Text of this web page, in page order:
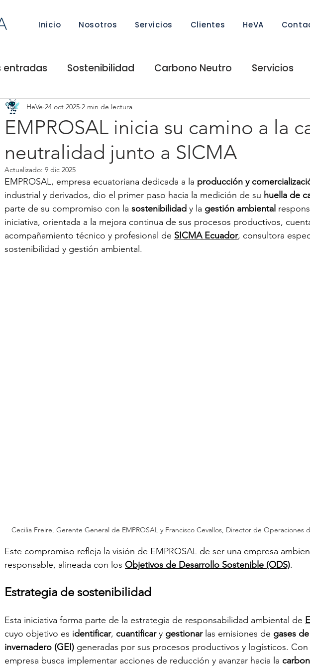
Inicio Nosotros Servicios Clientes HeVA
entradas Sostenibilidad Carbono Neutro Servicios
Rumbo a la Carbono Neutralidad
ambientalmente Responsable Go Circular
EaR
EMPROSAL inicia su camino a la
neutralidad junto a SICMA
HeVe 24 oct 2025 2 min de lectura
Actualizado: 9 dic 2025
EMPROSAL, empresa ecuatoriana dedicada a la producción y
industrial y derivados, dio el primer paso hacia la medición de su huella de
parte de su compromiso con la sostenibilidad y la gestión ambiental
iniciativa, orientada a la mejora continua de sus procesos productivos,
acompañamiento técnico y profesional de SICMA Ecuador, consultora
sostenibilidad y gestión ambiental.
Cecilia Freire, Gerente General de EMPROSAL y Francisco Cevallos, Director de Operaciones
Este compromiso refleja la visión de EMPROSAL de ser una empresa
responsable, alineada con los Objetivos de Desarrollo Sostenible (ODS).
Estrategia de sostenibilidad
Esta iniciativa forma parte de la estrategia de responsabilidad ambiental de
cuyo objetivo es identificar, cuantificar y gestionar las emisiones de gases
invernadero (GEI) generadas por sus procesos productivos y logísticos. Con
empresa busca implementar acciones de reducción y avanzar hacia la